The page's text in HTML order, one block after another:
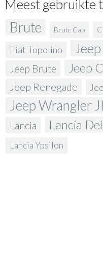
Meest gebruikte
Brute Brute Cap
Fiat Topolino Jeep
Jeep Brute Jeep
Jeep Renegade
Jeep Wrangler
Lancia Lancia
Lancia Ypsilon